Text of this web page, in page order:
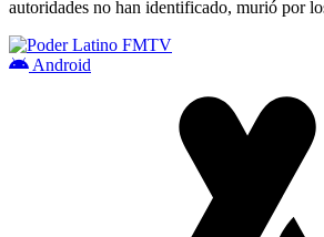
autoridades no han identificado, murió por
Android